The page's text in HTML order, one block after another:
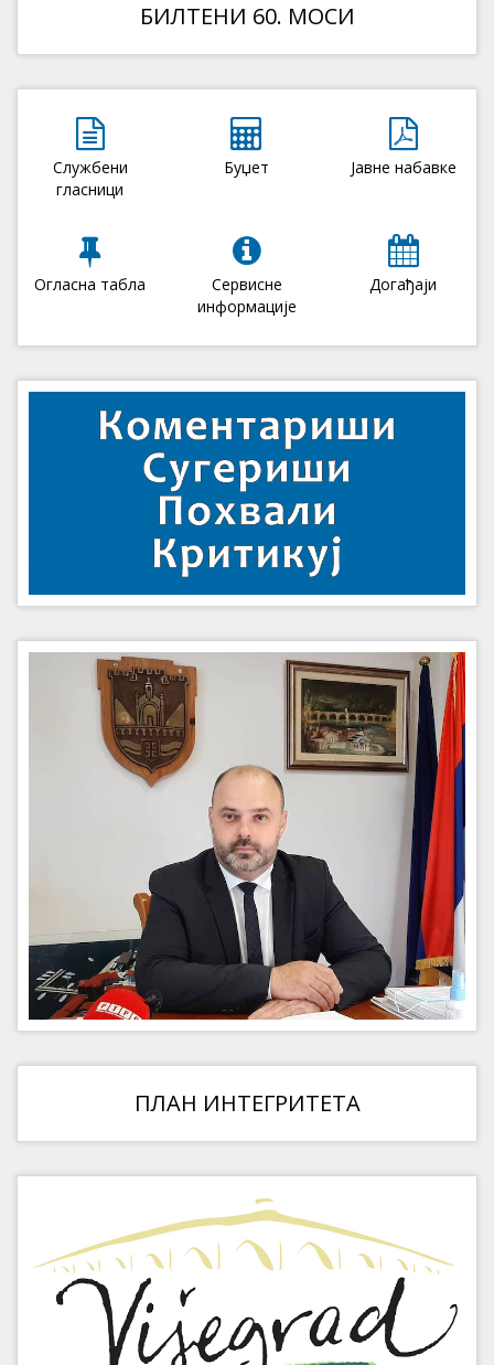
БИЛТЕНИ 60. МОСИ
Службени
гласници
Буџет Јавне набавке
Огласна табла
Сервисне
информације
Догађаји
ПЛАН ИНТЕГРИТЕТА